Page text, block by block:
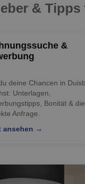
&
&
deine Chancen in
Unterlagen,
Bonität & die
Anfrage.
ansehen →